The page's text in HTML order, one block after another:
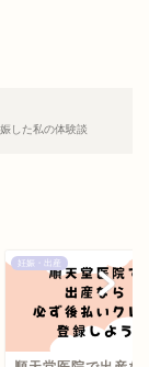
した私の体験談
妊娠・出産